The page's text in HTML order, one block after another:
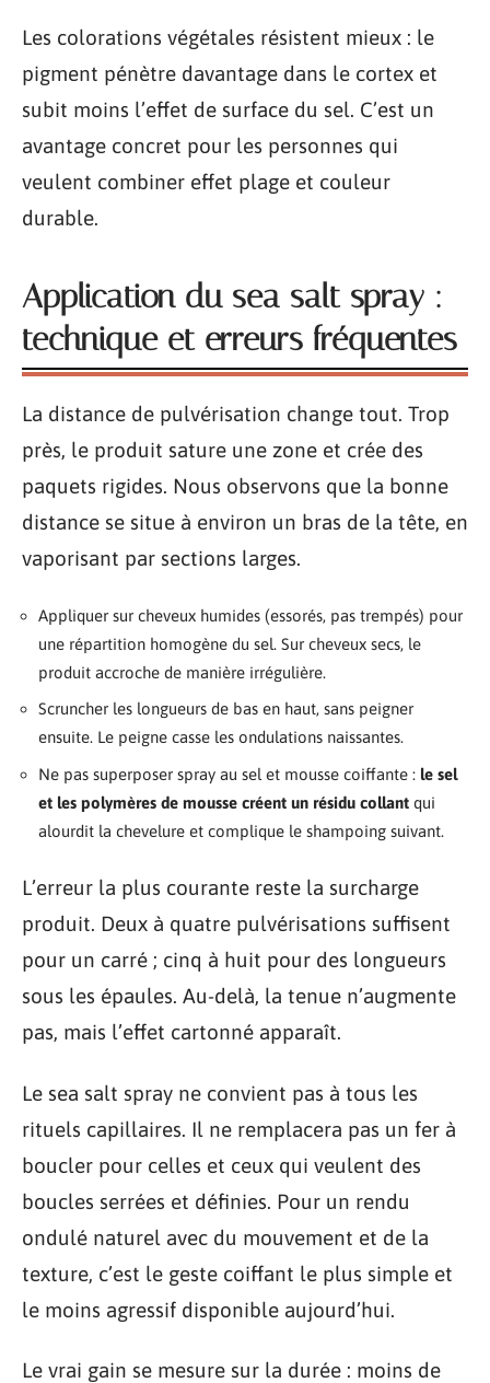
Les colorations végétales résistent mieux : le
pigment pénètre davantage dans le cortex et
subit moins l’effet de surface du sel. C’est un
avantage concret pour les personnes qui
veulent combiner effet plage et couleur
durable.
Application du sea salt spray :
technique et erreurs fréquentes
La distance de pulvérisation change tout. Trop
près, le produit sature une zone et crée des
paquets rigides. Nous observons que la bonne
distance se situe à environ un bras de la tête, en
vaporisant par sections larges.
Appliquer sur cheveux humides (essorés, pas trempés) pour
une répartition homogène du sel. Sur cheveux secs, le
produit accroche de manière irrégulière.
Scruncher les longueurs de bas en haut, sans peigner
ensuite. Le peigne casse les ondulations naissantes.
Ne pas superposer spray au sel et mousse coiffante : le sel
et les polymères de mousse créent un résidu collant qui
alourdit la chevelure et complique le shampoing suivant.
L’erreur la plus courante reste la surcharge
produit. Deux à quatre pulvérisations suffisent
pour un carré ; cinq à huit pour des longueurs
sous les épaules. Au-delà, la tenue n’augmente
pas, mais l’effet cartonné apparaît.
Le sea salt spray ne convient pas à tous les
rituels capillaires. Il ne remplacera pas un fer à
boucler pour celles et ceux qui veulent des
boucles serrées et définies. Pour un rendu
ondulé naturel avec du mouvement et de la
texture, c’est le geste coiffant le plus simple et
le moins agressif disponible aujourd’hui.
Le vrai gain se mesure sur la durée : moins de